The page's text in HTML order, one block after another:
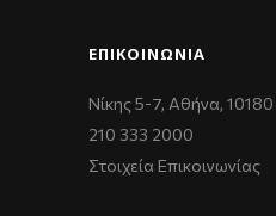
ΕΠΙΚΟΙΝΩΝΊΑ
Νίκης 5-7, Αθήνα, 10180
210 333 2000
Στοιχεία Επικοινωνίας